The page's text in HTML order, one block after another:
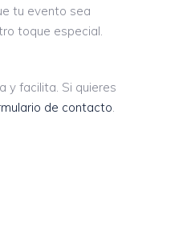
tu evento sea
toque especial.
y facilita. Si quieres
de contacto.